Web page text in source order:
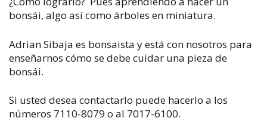
bonsái, algo así como árboles en miniatura.
Adrian Sibaja es bonsaista y está con nosotros para
enseñarnos cómo se debe cuidar una pieza de
bonsái.
Si usted desea contactarlo puede hacerlo a los
números 7110-8079 o al 7017-6100.